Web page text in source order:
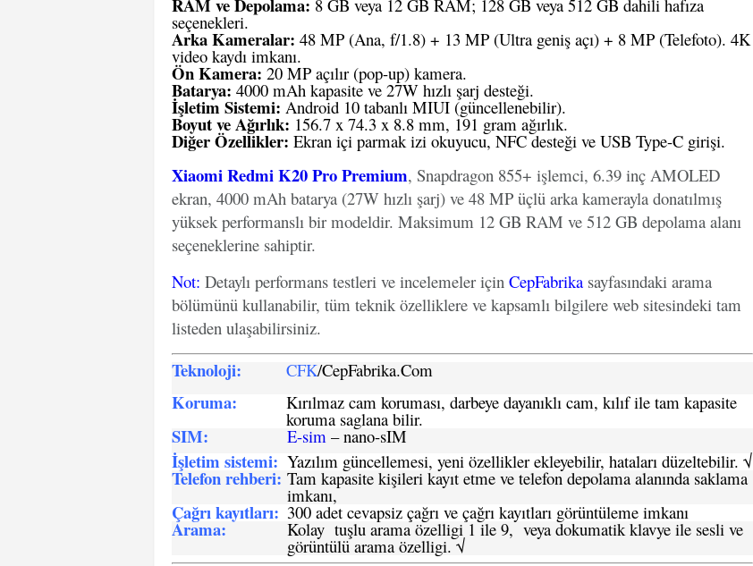
RAM ve Depolama: 8 GB veya 12 GB RAM; 128 GB veya 512 GB dahili hafıza
seçenekleri.
Arka Kameralar: 48 MP (Ana, f/1.8) + 13 MP (Ultra geniş açı) + 8 MP (Telefoto). 4K
video kaydı imkanı.
Ön Kamera: 20 MP açılır (pop-up) kamera.
Batarya: 4000 mAh kapasite ve 27W hızlı şarj desteği.
İşletim Sistemi: Android 10 tabanlı MIUI (güncellenebilir).
Boyut ve Ağırlık: 156.7 x 74.3 x 8.8 mm, 191 gram ağırlık.
Diğer Özellikler: Ekran içi parmak izi okuyucu, NFC desteği ve USB Type-C girişi.
Xiaomi Redmi K20 Pro Premium, Snapdragon 855+ işlemci, 6.39 inç AMOLED
ekran, 4000 mAh batarya (27W hızlı şarj) ve 48 MP üçlü arka kamerayla donatılmış
yüksek performanslı bir modeldir. Maksimum 12 GB RAM ve 512 GB depolama alanı
seçeneklerine sahiptir.
Not: Detaylı performans testleri ve incelemeler için CepFabrika sayfasındaki arama
bölümünü kullanabilir, tüm teknik özelliklere ve kapsamlı bilgilere web sitesindeki tam
listeden ulaşabilirsiniz.
Teknoloji: CFK/CepFabrika.Com
Koruma: Kırılmaz cam koruması, darbeye dayanıklı cam, kılıf ile tam kapasite
koruma saglana bilir.
SIM: E-sim – nano-sIM
İşletim sistemi: Yazılım güncellemesi, yeni özellikler ekleyebilir, hataları düzeltebilir. √
Telefon rehberi: Tam kapasite kişileri kayıt etme ve telefon depolama alanında saklama
imkanı,
Çağrı kayıtları: 300 adet cevapsiz çağrı ve çağrı kayıtları görüntüleme imkanı
Arama: Kolay tuşlu arama özelligi 1 ile 9, veya dokumatik klavye ile sesli ve
görüntülü arama özelligi. √